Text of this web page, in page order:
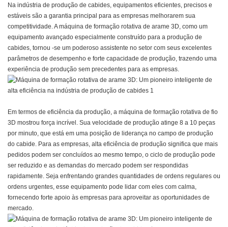
Na indústria de produção de cabides, equipamentos eficientes, precisos e
estáveis são a garantia principal para as empresas melhorarem sua
competitividade. A máquina de formação rotativa de arame 3D, como um
equipamento avançado especialmente construído para a produção de
cabides, tornou -se um poderoso assistente no setor com seus excelentes
parâmetros de desempenho e forte capacidade de produção, trazendo uma
experiência de produção sem precedentes para as empresas.
Em termos de eficiência da produção, a máquina de formação rotativa de fio
3D mostrou força incrível. Sua velocidade de produção atinge 8 a 10 peças
por minuto, que está em uma posição de liderança no campo de produção
do cabide. Para as empresas, alta eficiência de produção significa que mais
pedidos podem ser concluídos ao mesmo tempo, o ciclo de produção pode
ser reduzido e as demandas do mercado podem ser respondidas
rapidamente. Seja enfrentando grandes quantidades de ordens regulares ou
ordens urgentes, esse equipamento pode lidar com eles com calma,
fornecendo forte apoio às empresas para aproveitar as oportunidades de
mercado.